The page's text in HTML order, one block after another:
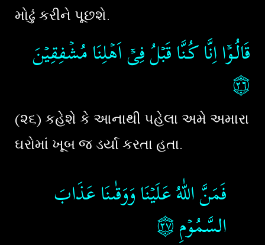
મોઢું કરીને પૂછશે.
قَالُـوۡۤا اِنَّا كُـنَّا قَبۡلُ فِىۡۤ اَهۡلِنَا مُشۡفِقِيۡنَ
۝٢٦
(૨૬) કહેશે કે આનાથી પહેલા અમે અમારા
ઘરોમાં ખૂબ જ ડર્યા કરતા હતા.
فَمَنَّ اللّٰهُ عَلَيۡنَا وَوَقٰٮنَا عَذَابَ
السَّمُوۡمِ۝٢٧